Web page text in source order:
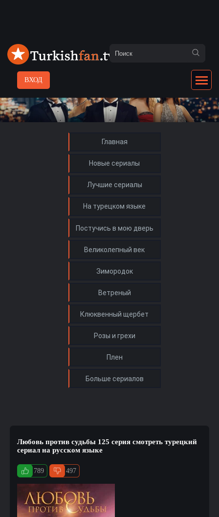
ВХОД
Главная
Новые сериалы
Лучшие сериалы
На турецком языке
Любовь против судьбы 125 серия смотреть турецкий
сериал на русском языке
789 497